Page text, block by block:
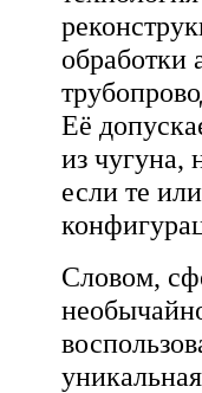
обработки
Её
из чугуна,
если те
Словом,